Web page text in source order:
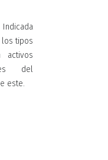
tipos
activos
del
este.